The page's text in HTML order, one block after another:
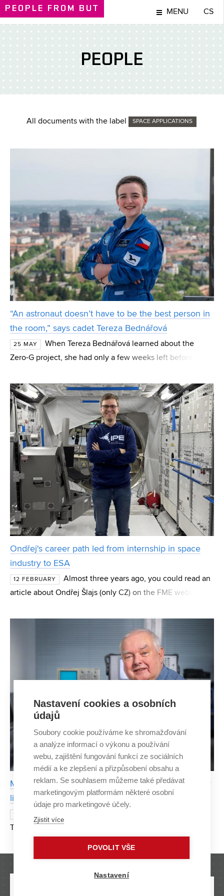
PEOPLE FROM BUT MENU CS
PEOPLE
All documents with the label SPACE APPLICATIONS
“An astronaut doesn’t have to be the best person in
the room,” says cadet Tereza Bednářová
25 MAY
When Tereza Bednářová learned about the
Zero-G project, she had only a few weeks left before her
a try,” recalls the mechatronics student
Ondřej's career path led from internship in space
industry to ESA
12 FEBRUARY
Almost three years ago, you could read an
article about Ondřej Šlajs (only CZ) on the FME website. At
technologies who applied on his own for
Miroslav Kasal: Experimental radio electronics is my
life's credo
the last few years. This is evidenced by the story of
Professor Miroslav Kasal, a long-time lecturer and resear
Nastavení cookies a osobních
údajů
Soubory cookie používáme ke shromažďování
a analýze informací o výkonu a používání
webu, zajištění fungování funkcí ze sociálních
médií a ke zlepšení a přizpůsobení obsahu a
reklam. Se souhlasem můžeme také předávat
marketingovým platformám některé osobní
údaje pro marketingové účely.
Zjistit více
POVOLIT VŠE
Nastavení